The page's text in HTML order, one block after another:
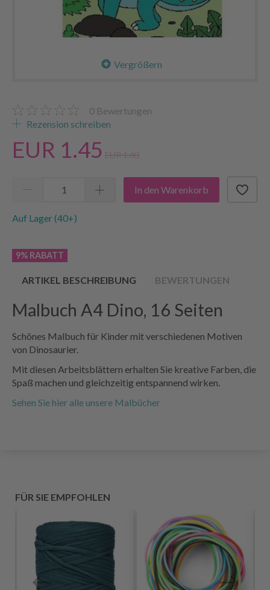
Vergrößern
0 Bewertungen
Rezension schreiben
EUR 1.45 EUR 1.60
In den Warenkorb
Auf Lager (40+)
9% RABATT
ARTIKEL BESCHREIBUNG BEWERTUNGEN
Malbuch A4 Dino, 16 Seiten
Schönes Malbuch für Kinder mit verschiedenen Motiven
von Dinosaurier.
Mit diesen Arbeitsblättern erhalten Sie kreative Farben, die
Spaß machen und gleichzeitig entspannend wirken.
Sehen Sie hier alle unsere Malbücher
FÜR SIE EMPFOHLEN